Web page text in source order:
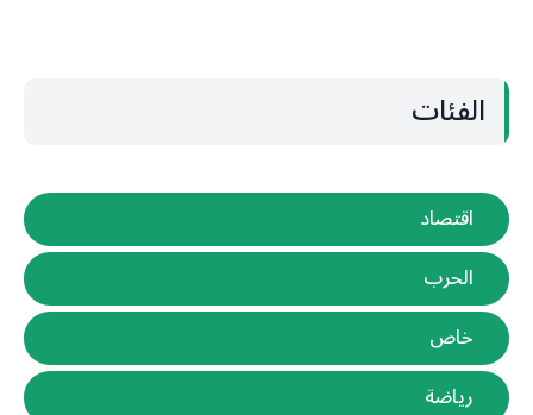
الفئات
اقتصاد
الحرب
خاص
رياضة